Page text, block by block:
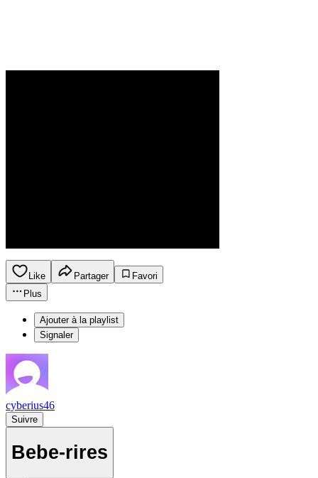
Like Partager
Favori
Plus
Ajouter à la playlist
Signaler
cyberius46
Suivre
Bebe-rires